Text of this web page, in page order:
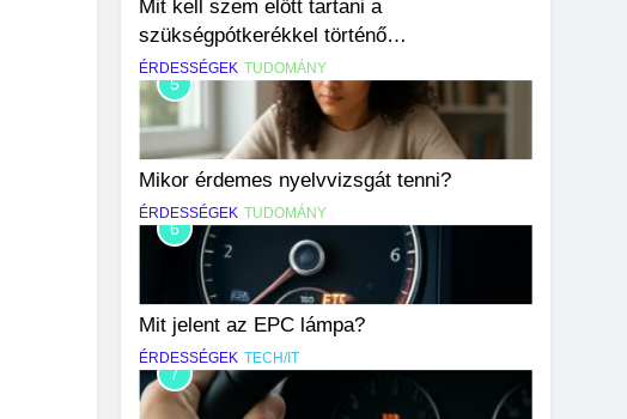
Mit kell szem előtt tartani a
szükségpótkerékkel történő
közlekedéskor?
ÉRDESSÉGEK TUDOMÁNY
5
Mikor érdemes nyelvvizsgát tenni?
ÉRDESSÉGEK TUDOMÁNY
6
Mit jelent az EPC lámpa?
ÉRDESSÉGEK TECH/IT
7